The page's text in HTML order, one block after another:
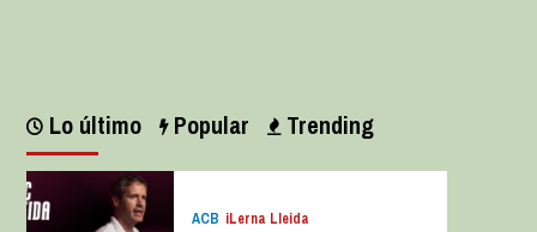
Lo último Popular Trending
ACB iLerna Lleida